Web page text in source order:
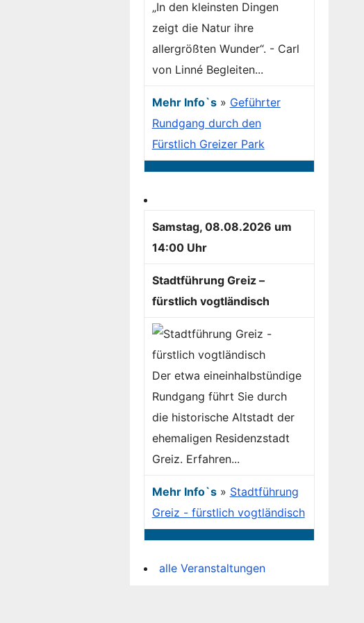
„In den kleinsten Dingen
zeigt die Natur ihre
allergrößten Wunder“. - Carl
von Linné Begleiten...
Mehr Info`s» Geführter
Rundgang durch den
Fürstlich Greizer Park
Samstag, 08.08.2026 um
14:00 Uhr
Stadtführung Greiz –
fürstlich vogtländisch
Der etwa eineinhalbstündige
Rundgang führt Sie durch
die historische Altstadt der
ehemaligen Residenzstadt
Greiz. Erfahren...
Mehr Info`s» Stadtführung
Greiz - fürstlich vogtländisch
alle Veranstaltungen